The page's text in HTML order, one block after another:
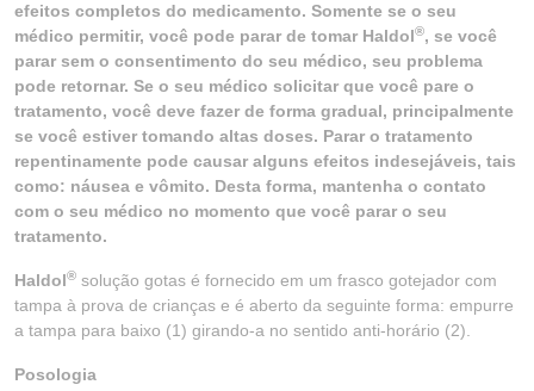
efeitos completos do medicamento. Somente se o seu
médico permitir, você pode parar de tomar Haldol®, se você
parar sem o consentimento do seu médico, seu problema
pode retornar. Se o seu médico solicitar que você pare o
tratamento, você deve fazer de forma gradual, principalmente
se você estiver tomando altas doses. Parar o tratamento
repentinamente pode causar alguns efeitos indesejáveis, tais
como: náusea e vômito. Desta forma, mantenha o contato
com o seu médico no momento que você parar o seu
tratamento.
Haldol® solução gotas é fornecido em um frasco gotejador com
tampa à prova de crianças e é aberto da seguinte forma: empurre
a tampa para baixo (1) girando-a no sentido anti-horário (2).
Posologia